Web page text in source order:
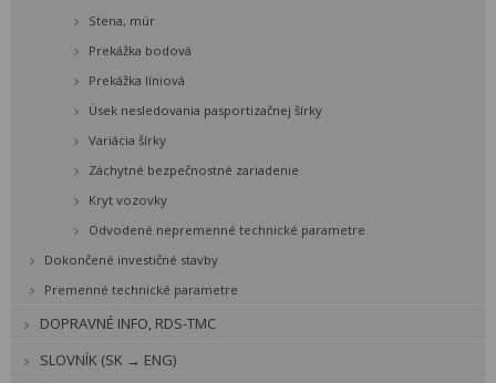
Stena, múr
Prekážka bodová
Prekážka líniová
Úsek nesledovania pasportizačnej šírky
Variácia šírky
Záchytné bezpečnostné zariadenie
Kryt vozovky
Odvodené nepremenné technické parametre
Dokončené investičné stavby
Premenné technické parametre
DOPRAVNÉ INFO, RDS-TMC
SLOVNÍK (SK → ENG)